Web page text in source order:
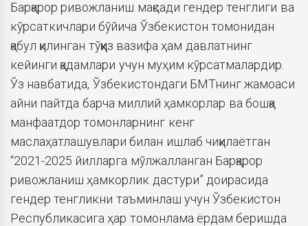
Барқарор ривожланиш мақсади гендер тенглиги ва
кўрсаткичлари бўйича Ўзбекистон томонидан
қабул қилинган тўққиз вазифа ҳам давлатнинг
кейинги қадамлари учун муҳим кўрсатмалардир.
Ўз навбатида, Ўзбекистондаги БМТнинг жамоаси
айни пайтда барча миллий ҳамкорлар ва бошқа
манфаатдор томонларнинг кенг
маслаҳатлашувлари билан ишлаб чиқилаётган
“2021-2025 йилларга мўлжалланган Барқарор
ривожланиш ҳамкорлик дастури” доирасида
гендер тенгликни таъминлаш учун Ўзбекистон
Республикасига ҳар томонлама ёрдам беришда